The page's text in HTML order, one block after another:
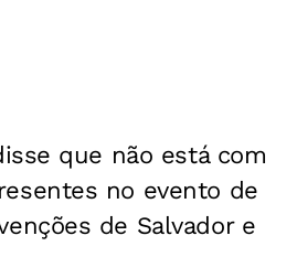
que não está com
no evento de
de Salvador e